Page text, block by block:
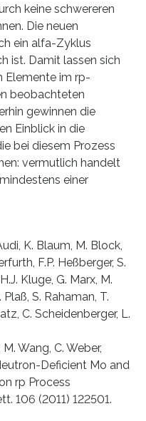
keine schwereren
Die neuen
ein alfa-Zyklus
ist. Damit lassen sich
Elemente im rp-
beobachteten
gewinnen die
Einblick in die
bei diesem Prozess
vermutlich handelt
einer
K. Blaum, M. Block,
F.P. Heßberger, S.
Kluge, G. Marx, M.
S. Rahaman, T.
C. Scheidenberger, L.
Wang, C. Weber,
Deficient Mo and
rp Process
106 (2011) 122501.